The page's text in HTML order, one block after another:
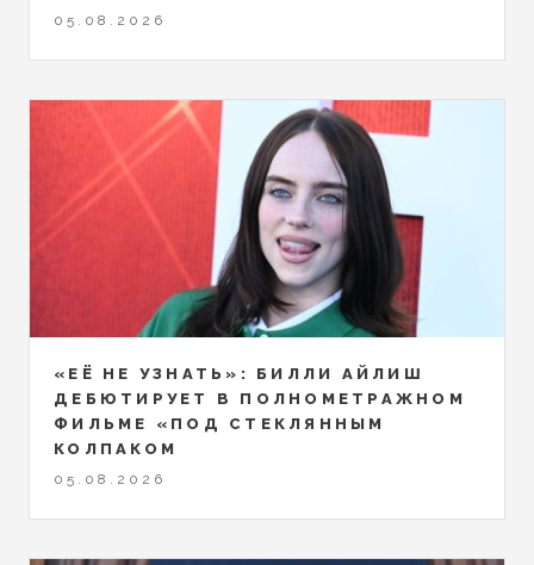
05.08.2026
«ЕЁ НЕ УЗНАТЬ»: БИЛЛИ АЙЛИШ
ДЕБЮТИРУЕТ В ПОЛНОМЕТРАЖНОМ
ФИЛЬМЕ «ПОД СТЕКЛЯННЫМ
КОЛПАКОМ
05.08.2026